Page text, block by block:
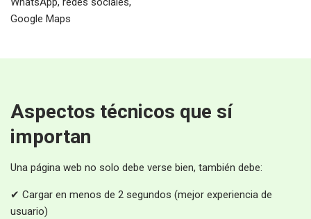
Google Maps
Aspectos técnicos que sí
importan
Una página web no solo debe verse bien, también debe:
✔ Cargar en menos de 2 segundos (mejor experiencia de
usuario)